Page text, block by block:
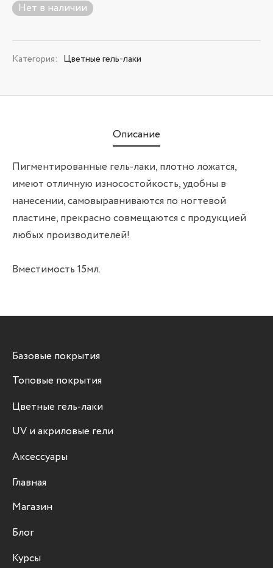
Нет в наличии
Категория: Цветные гель-лаки
Описание
Пигментированные гель-лаки, плотно ложатся,
имеют отличную износостойкость, удобны в
нанесении, самовыравниваются по ногтевой
пластине, прекрасно совмещаются с продукцией
любых производителей!
Вместимость 15мл.
Базовые покрытия
Топовые покрытия
Цветные гель-лаки
UV и акриловые гели
Аксессуары
Главная
Магазин
Блог
Курсы